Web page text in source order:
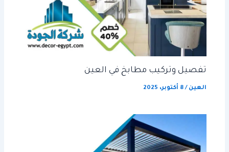
تفصيل وتركيب مطابخ في العين
العين /8 أكتوبر، 2025